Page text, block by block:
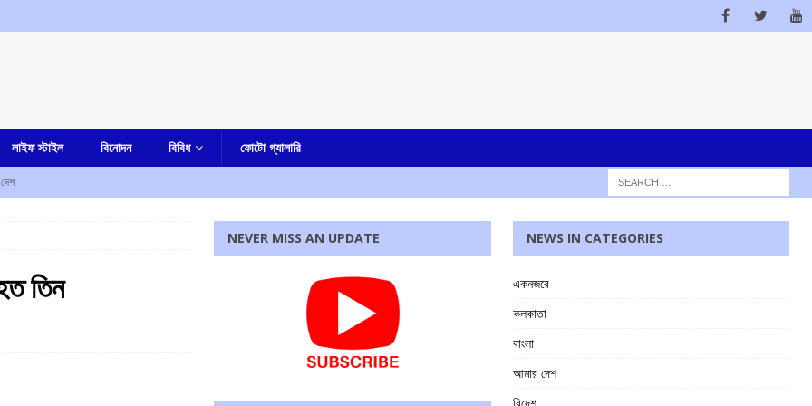
লাইফ স্টাইল বিনোদন বিবিধ ফোটো গ্যালারি
কর্মসূচির ডাক
অভিযোগ কংগ্রেসের
উঠছে একাধিক প্রশ্ন
তিন
NEVER MISS AN UPDATE NEWS IN CATEGORIES
একনজরে
কলকাতা
বাংলা
আমার দেশ